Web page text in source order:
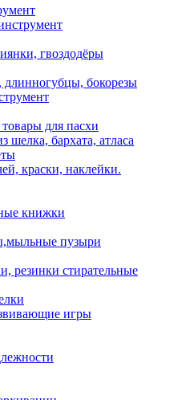
гвоздодёры
длинногубцы, бокорезы
для пасхи
шелка, бархата, атласа
краски, наклейки.
книжки
пузыри
резинки стирательные
игры